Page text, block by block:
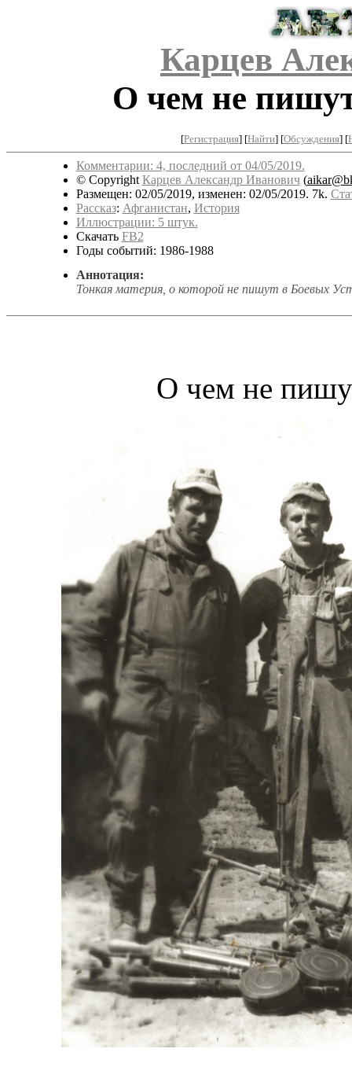
Карцев
О чем не
[Регистрация] [Найти] [Обсуждения] [
Комментарии: 4, последний от 04/05/2019.
© Copyright Карцев Александр Иванович(
Размещен: 02/05/2019, изменен: 02/05/2019. 7k.
Рассказ: Афганистан, История
Иллюстрации: 5 штук.
Скачать FB2
Годы событий: 1986-1988
Аннотация:
Тонкая материя, о которой не пишут в Боевых
О чем не